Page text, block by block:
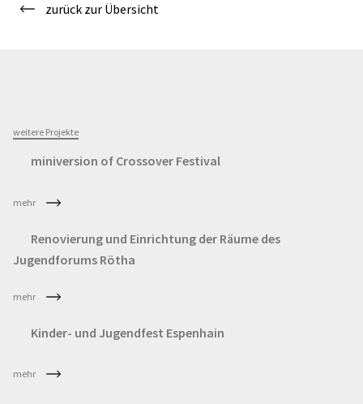
zurück zur Übersicht
weitere Projekte
miniversion of Crossover Festival
mehr
Renovierung und Einrichtung der Räume des
Jugendforums Rötha
mehr
Kinder- und Jugendfest Espenhain
mehr